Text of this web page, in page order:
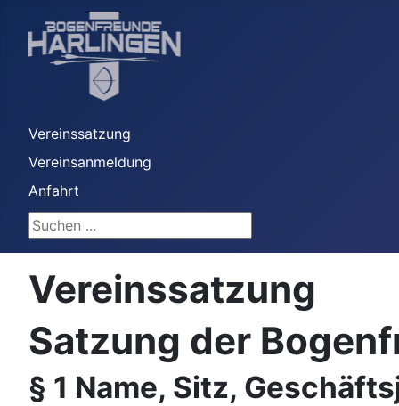
Vereinssatzung
Vereinsanmeldung
Anfahrt
Suchen ...
Vereinssatzung
Satzung der
§ 1 Name, Sitz,